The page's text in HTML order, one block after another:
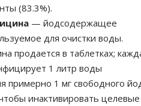
(83.3%).
— йодсодержащее
для очистки воды.
продается в таблетках;
1 литр воды
примерно 1 мг свободного
инактивировать целевые